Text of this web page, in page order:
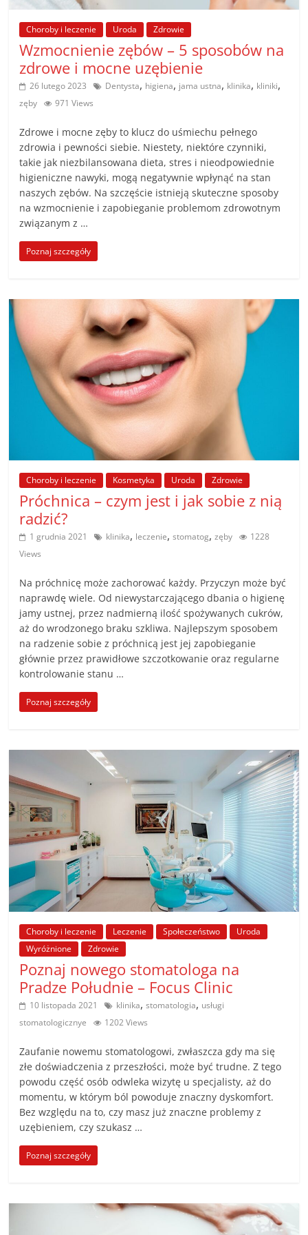
poradniki.
Porady
praktyczne
porady
wskazówki
poradniki
na
każdy
temat
Choroby i leczenie Uroda Zdrowie
Wzmocnienie zębów – 5 sposobów na
zdrowe i mocne uzębienie
26 lutego 2023 Dentysta, higiena, jama ustna, klinika, kliniki,
zęby 971 Views
Zdrowe i mocne zęby to klucz do uśmiechu pełnego
zdrowia i pewności siebie. Niestety, niektóre czynniki,
takie jak niezbilansowana dieta, stres i nieodpowiednie
higieniczne nawyki, mogą negatywnie wpłynąć na stan
naszych zębów. Na szczęście istnieją skuteczne sposoby
na wzmocnienie i zapobieganie problemom zdrowotnym
związanym z …
Poznaj szczegóły
Choroby i leczenie Kosmetyka Uroda Zdrowie
Próchnica – czym jest i jak sobie z nią
radzić?
1 grudnia 2021 klinika, leczenie,stomatog,zęby
1228
Views
Na próchnicę może zachorować każdy. Przyczyn może być
naprawdę wiele. Od niewystarczającego dbania o higienę
jamy ustnej, przez nadmierną ilość spożywanych cukrów,
aż do wrodzonego braku szkliwa. Najlepszym sposobem
na radzenie sobie z próchnicą jest jej zapobieganie
głównie przez prawidłowe szczotkowanie oraz regularne
kontrolowanie stanu …
Poznaj szczegóły
Choroby i leczenie Leczenie Społeczeństwo
Uroda
Wyróżnione
Zdrowie
Poznaj nowego stomatologa na
Pradze Południe – Focus Clinic
10 listopada 2021 klinika,stomatologia, usługi
stomatologicznye
1202 Views
Zaufanie nowemu stomatologowi, zwłaszcza gdy ma się
złe doświadczenia z przeszłości, może być trudne. Z tego
powodu część osób odwleka wizytę u specjalisty, aż do
momentu, w którym ból powoduje znaczny dyskomfort.
Bez względu na to, czy masz już znaczne problemy z
uzębieniem, czy szukasz …
Poznaj szczegóły